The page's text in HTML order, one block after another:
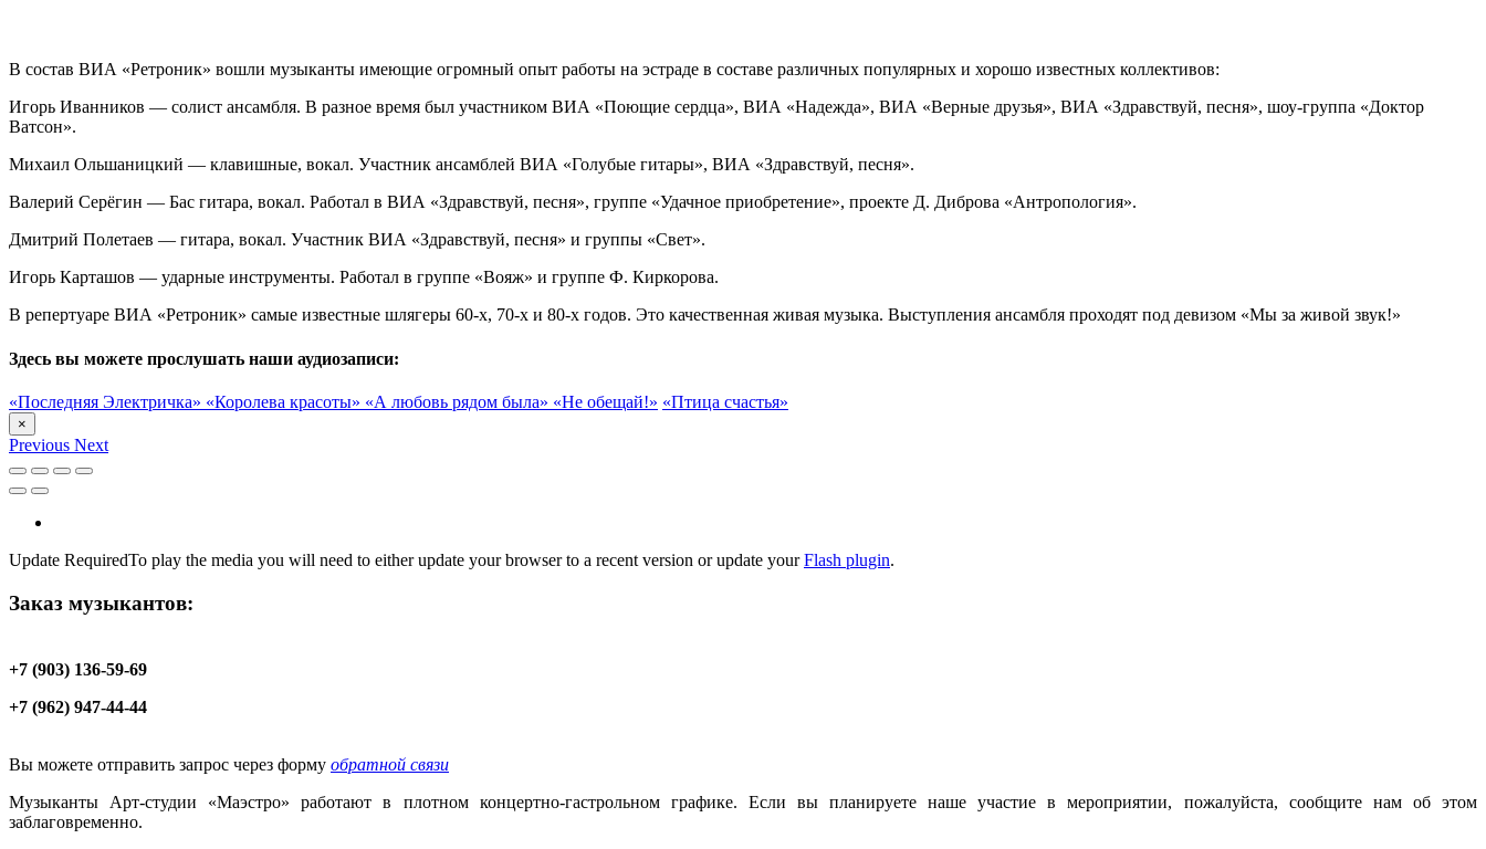
В состав ВИА «Ретроник» вошли музыканты имеющие огромный опыт работы на эстраде в составе различных популярных и хорошо известных коллективов:
Игорь Иванников — солист ансамбля. В разное время был участником ВИА «Поющие сердца», ВИА «Надежда», ВИА «Верные друзья», ВИА «Здравствуй, песня», шоу-группа «Доктор
Ватсон».
Михаил Ольшаницкий — клавишные, вокал. Участник ансамблей ВИА «Голубые гитары», ВИА «Здравствуй, песня».
Валерий Серёгин — Бас гитара, вокал. Работал в ВИА «Здравствуй, песня», группе «Удачное приобретение», проекте Д. Диброва «Антропология».
Дмитрий Полетаев — гитара, вокал. Участник ВИА «Здравствуй, песня» и группы «Свет».
Игорь Карташов — ударные инструменты. Работал в группе «Вояж» и группе Ф. Киркорова.
В репертуаре ВИА «Ретроник» самые известные шлягеры 60-х, 70-х и 80-х годов. Это качественная живая музыка. Выступления ансамбля проходят под девизом «Мы за живой звук!»
Здесь вы можете прослушать наши аудиозаписи:
«Последняя Электричка» «Королева красоты» «А любовь рядом была» «Не обещай!» «Птица счастья»
×
Previous Next
Update RequiredTo play the media you will need to either update your browser to a recent version or update yourFlash plugin.
Заказ музыкантов:
+7 (903) 136-59-69
+7 (962) 947-44-44
Вы можете отправить запрос через форму обратной связи
Музыканты Арт-студии «Маэстро» работают в плотном концертно-гастрольном графике. Если вы планируете наше участие в мероприятии, пожалуйста, сообщите нам об этом
заблаговременно.